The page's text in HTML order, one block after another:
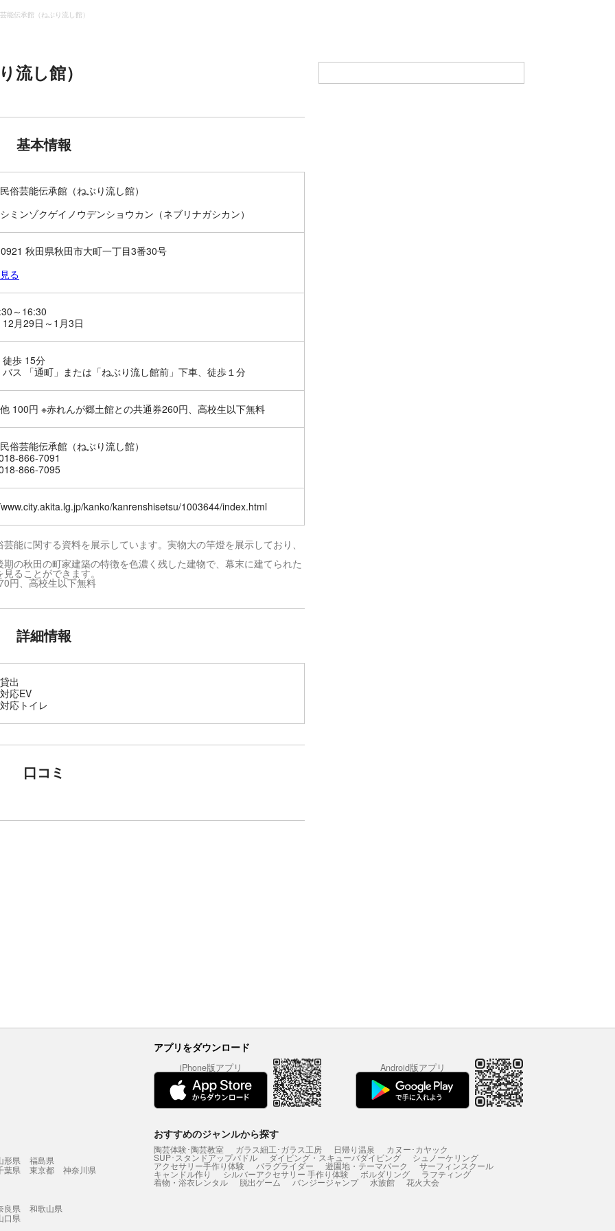
能伝承館（ねぶり流し館）
流し館）
基本情報
俗芸能伝承館（ねぶり流し館）
ミンゾクゲイノウデンショウカン（ネブリナガシカン）
秋田県秋田市大町一丁目3番30号
る
～16:30
月29日～1月3日
徒歩 15分
ス 「通町」または「ねぶり流し館前」下車、徒歩１分
他 100円 ※赤れんが郷土館との共通券260円、高校生以下無料
俗芸能伝承館（ねぶり流し館）
866-7091
866-7095
kanko/kanrenshisetsu/1003644/index.html
能に関する資料を展示しています。実物大の竿燈を展示しており、
の秋田の町家建築の特徴を色濃く残した建物で、幕末に建てられた
ることができます。
円、高校生以下無料
詳細情報
出
応EV
応トイレ
口コミ
アプリをダウンロード
iPhone版アプリ Android版アプリ
形県
福島県
葉県 東京都
神奈川県
良県
和歌山県
口県
おすすめのジャンルから探す
陶芸体験･陶芸教室 ガラス細工･ガラス工房 日帰り温泉 カヌー･カヤック
SUP･スタンドアップパドル ダイビング・スキューバダイビング シュノーケリング
アクセサリー手作り体験 パラグライダー 遊園地・テーマパーク サーフィンスクール
キャンドル作り シルバーアクセサリー 手作り体験 ボルダリング ラフティング
着物・浴衣レンタル 脱出ゲーム バンジージャンプ 水族館 花火大会